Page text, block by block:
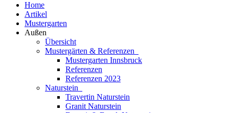
Home
Artikel
Mustergarten
Außen
Übersicht
Mustergärten & Referenzen
Mustergarten Innsbruck
Referenzen
Referenzen 2023
Naturstein
Travertin Naturstein
Granit Naturstein